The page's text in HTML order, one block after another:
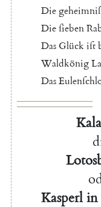
Die
Dieſieben
Das Glückiſt
Waldkönig
Das
Kasperl in